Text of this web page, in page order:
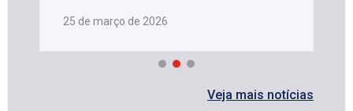
25 de março de 2026
Veja mais notícias